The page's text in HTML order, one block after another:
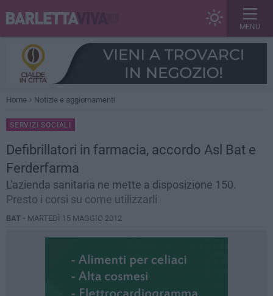
MENU
Home Notizie e aggiornamenti
SERVIZI SOCIALI
Defibrillatori in farmacia, accordo Asl Bat e
Ferderfarma
L'azienda sanitaria ne mette a disposizione 150.
Presto i corsi su come utilizzarli
BAT - MARTEDÌ 15 MAGGIO 2012